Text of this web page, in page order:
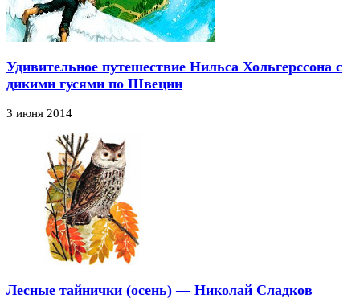
Удивительное путешествие Нильса Хольгерссона с
дикими гусями по Швеции
3 июня 2014
Лесные тайнички (осень) — Николай Сладков